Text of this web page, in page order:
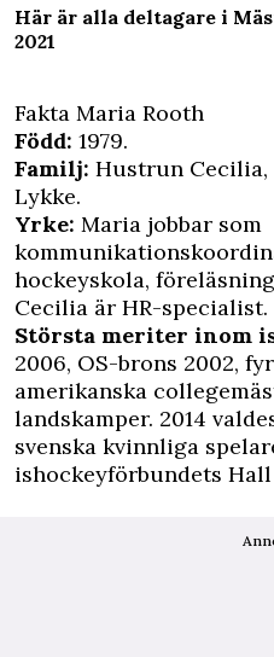
Här är alla deltagare i
2021
Fakta Maria Rooth
Född: 1979.
Familj: Hustrun
Lykke.
Yrke: Maria jobbar som
hockeyskola,
Cecilia är HR-specialist.
Största meriter inom
2006, OS-brons 2002,
amerikanska
landskamper. 2014
svenska kvinnliga
ishockeyförbundets Hall